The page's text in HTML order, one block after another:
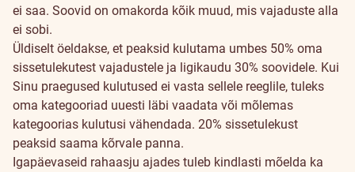
ei saa. Soovid on omakorda kõik muud, mis vajaduste alla
ei sobi.
Üldiselt öeldakse, et peaksid kulutama umbes 50% oma
sissetulekutest vajadustele ja ligikaudu 30% soovidele. Kui
Sinu praegused kulutused ei vasta sellele reeglile, tuleks
oma kategooriad uuesti läbi vaadata või mõlemas
kategoorias kulutusi vähendada. 20% sissetulekust
peaksid saama kõrvale panna.
Igapäevaseid rahaasju ajades tuleb kindlasti mõelda ka